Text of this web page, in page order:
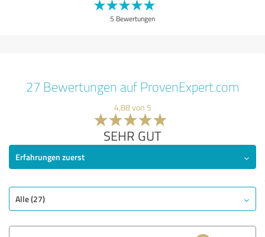
5 Bewertungen
27 Bewertungen auf ProvenExpert.com
4,88 von 5
SEHR GUT
Erfahrungen zuerst
Alle (27)